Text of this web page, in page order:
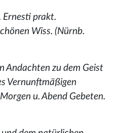
Ernesti prakt.
Wiss. (Nürnb.
Andachten zu dem Geist
Vernunftmäßigen
u. Abend Gebeten.